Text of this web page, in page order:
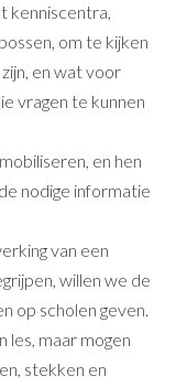
kenniscentra,
om te kijken
en wat voor
vragen te kunnen
en hen
nodige informatie
van een
willen we de
op scholen geven.
les, maar mogen
stekken en